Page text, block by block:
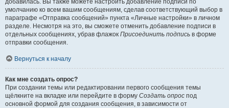
добавилась. Вы также можете настроить добавление подписи по
умолчанию ко всем вашим сообщениям, сделав соответствующий выбор в
параграфе «Отправка сообщений» пункта «Личные настройки» в личном
разделе. Несмотря на это, вы сможете отменить добавление подписи в
отдельных сообщениях, убрав флажок Присоединить подпись в форме
отправки сообщения.
Вернуться к началу
Как мне создать опрос?
При создании темы или редактировании первого сообщения темы
щёлкните на вкладке или перейдите в форму Создать опрос под
основной формой для создания сообщения, в зависимости от